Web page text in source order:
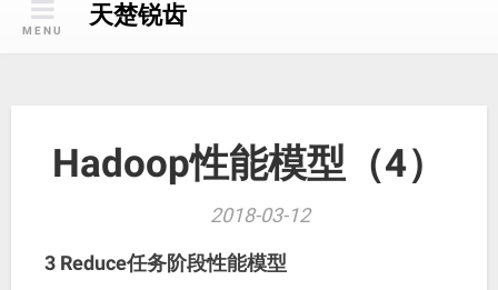
天楚锐齿
MENU
Hadoop性能模型（4）
2018-03-12
3 Reduce任务阶段性能模型